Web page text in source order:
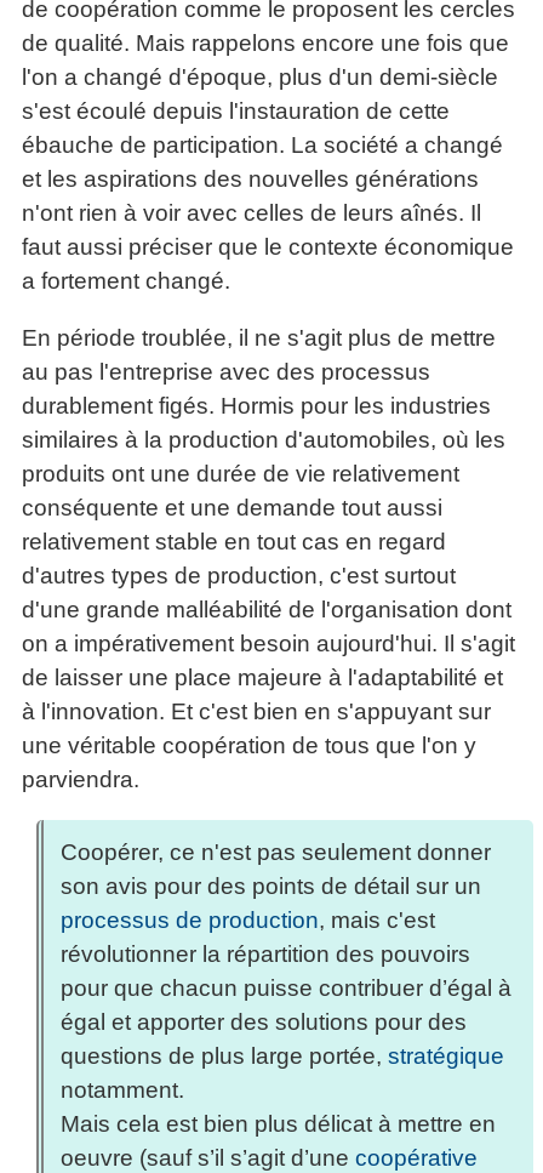
de coopération comme le proposent les cercles
de qualité. Mais rappelons encore une fois que
l'on a changé d'époque, plus d'un demi-siècle
s'est écoulé depuis l'instauration de cette
ébauche de participation. La société a changé
et les aspirations des nouvelles générations
n'ont rien à voir avec celles de leurs aînés. Il
faut aussi préciser que le contexte économique
a fortement changé.
En période troublée, il ne s'agit plus de mettre
au pas l'entreprise avec des processus
durablement figés. Hormis pour les industries
similaires à la production d'automobiles, où les
produits ont une durée de vie relativement
conséquente et une demande tout aussi
relativement stable en tout cas en regard
d'autres types de production, c'est surtout
d'une grande malléabilité de l'organisation dont
on a impérativement besoin aujourd'hui. Il s'agit
de laisser une place majeure à l'adaptabilité et
à l'innovation. Et c'est bien en s'appuyant sur
une véritable coopération de tous que l'on y
parviendra.
Coopérer, ce n'est pas seulement donner
son avis pour des points de détail sur un
processus de production, mais c'est
révolutionner la répartition des pouvoirs
pour que chacun puisse contribuer d’égal à
égal et apporter des solutions pour des
questions de plus large portée, stratégique
notamment.
Mais cela est bien plus délicat à mettre en
oeuvre (sauf s’il s’agit d’une coopérative